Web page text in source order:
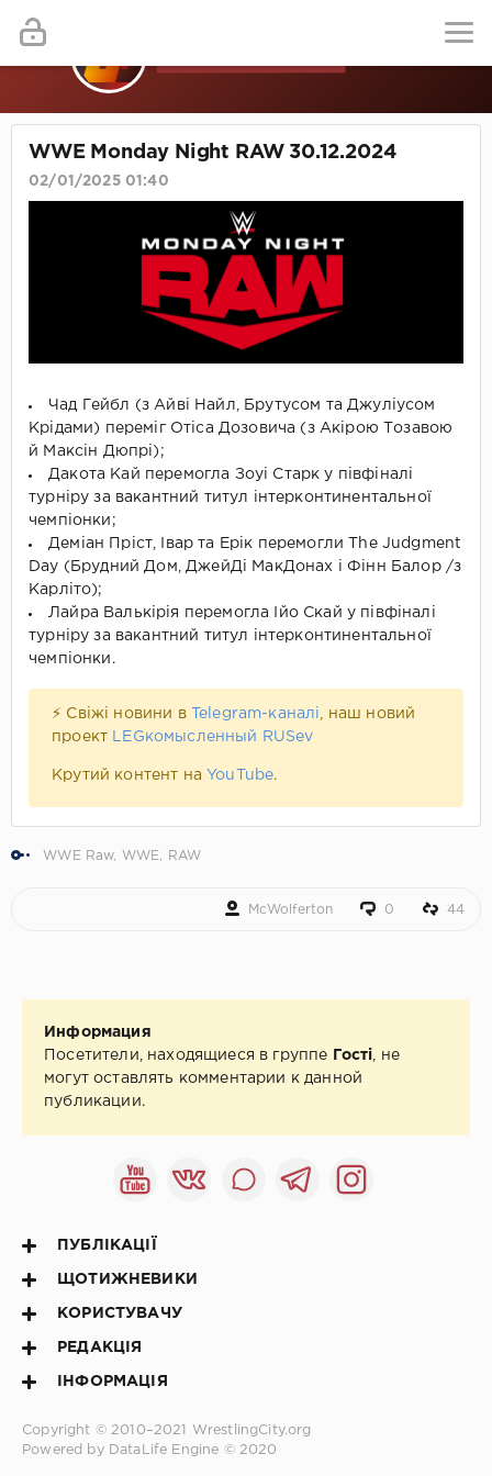
WWE Monday Night RAW 30.12.2024
02/01/2025 01:40
Чад Гейбл (з Айві Найл, Брутусом та Джуліусом
Крідами) переміг Отіса Дозовича (з Акірою Тозавою
й Максін Дюпрі);
Дакота Кай перемогла Зоуі Старк у півфіналі
турніру за вакантний титул інтерконтинентальної
чемпіонки;
Деміан Пріст, Івар та Ерік перемогли The Judgment
Day (Брудний Дом, ДжейДі МакДонах і Фінн Балор /з
Карліто);
Лайра Валькірія перемогла Ійо Скай у півфіналі
турніру за вакантний титул інтерконтинентальної
чемпіонки.
⚡ Свіжі новини в Telegram-каналі
, наш новий
проект
LEGкомысленный RUSev
Крутий контент на YouTube.
WWE Raw, WWE RAW
McWolferton 0 44
Информация
Посетители, находящиеся в группе
Гості , не
могут оставлять комментарии к данной
публикации.
ПУБЛІКАЦІЇ
ЩОТИЖНЕВИКИ
КОРИСТУВАЧУ
РЕДАКЦІЯ
ІНФОРМАЦІЯ
Copyright © 2010–2021
WrestlingCity.org
Powered by DataLife Engine © 2020